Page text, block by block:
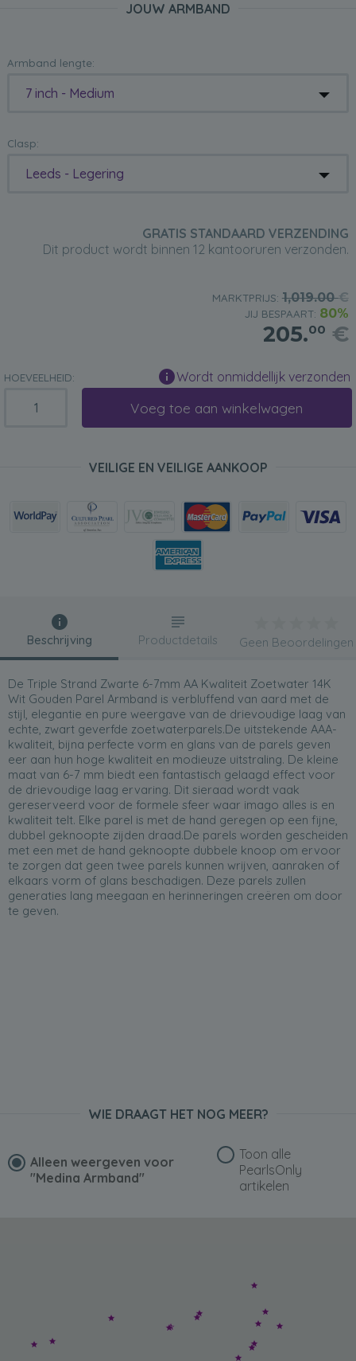
JOUW ARMBAND
Armband lengte:
7 inch - Medium
Clasp:
Leeds - Legering
GRATIS STANDAARD VERZENDING
Dit product wordt binnen 12 kantooruren verzonden.
MARKTPRIJS: 1,019.00€
JIJ BESPAART: 80%
205.00 €
HOEVEELHEID: Wordt onmiddellijk verzonden
Voeg toe aan winkelwagen
VEILIGE EN VEILIGE AANKOOP
Beschrijving
De Triple Strand Zwarte 6-7mm AA Kwaliteit Zoetwater 14K
Wit Gouden Parel Armband is verbluffend van aard met de
stijl, elegantie en pure weergave van de drievoudige laag van
echte, zwart geverfde zoetwaterparels.De uitstekende AAA-
kwaliteit, bijna perfecte vorm en glans van de parels geven
eer aan hun hoge kwaliteit en modieuze uitstraling. De kleine
maat van 6-7 mm biedt een fantastisch gelaagd effect voor
de drievoudige laag ervaring. Dit sieraad wordt vaak
gereserveerd voor de formele sfeer waar imago alles is en
kwaliteit telt. Elke parel is met de hand geregen op een fijne,
dubbel geknoopte zijden draad.De parels worden gescheiden
met een met de hand geknoopte dubbele knoop om ervoor
te zorgen dat geen twee parels kunnen wrijven, aanraken of
elkaars vorm of glans beschadigen. Deze parels zullen
generaties lang meegaan en herinneringen creëren om door
te geven.
Productdetails Geen Beoordelingen
WIE DRAAGT HET NOG MEER?
Alleen weergeven voor
"Medina Armband"
Toon alle
PearlsOnly
artikelen